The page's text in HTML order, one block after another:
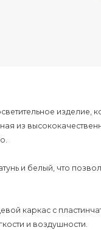
изделие,
из
и белый, что
каркас с
и воздушности.